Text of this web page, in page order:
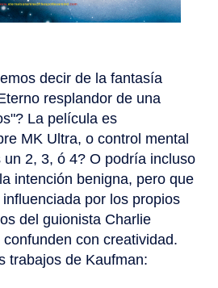
decir de la fantasía
resplandor de una
La película es
MK Ultra, o control mental
2, 3, ó 4? O podría incluso
intención benigna, pero que
por los propios
del guionista Charlie
con creatividad.
trabajos de Kaufman: